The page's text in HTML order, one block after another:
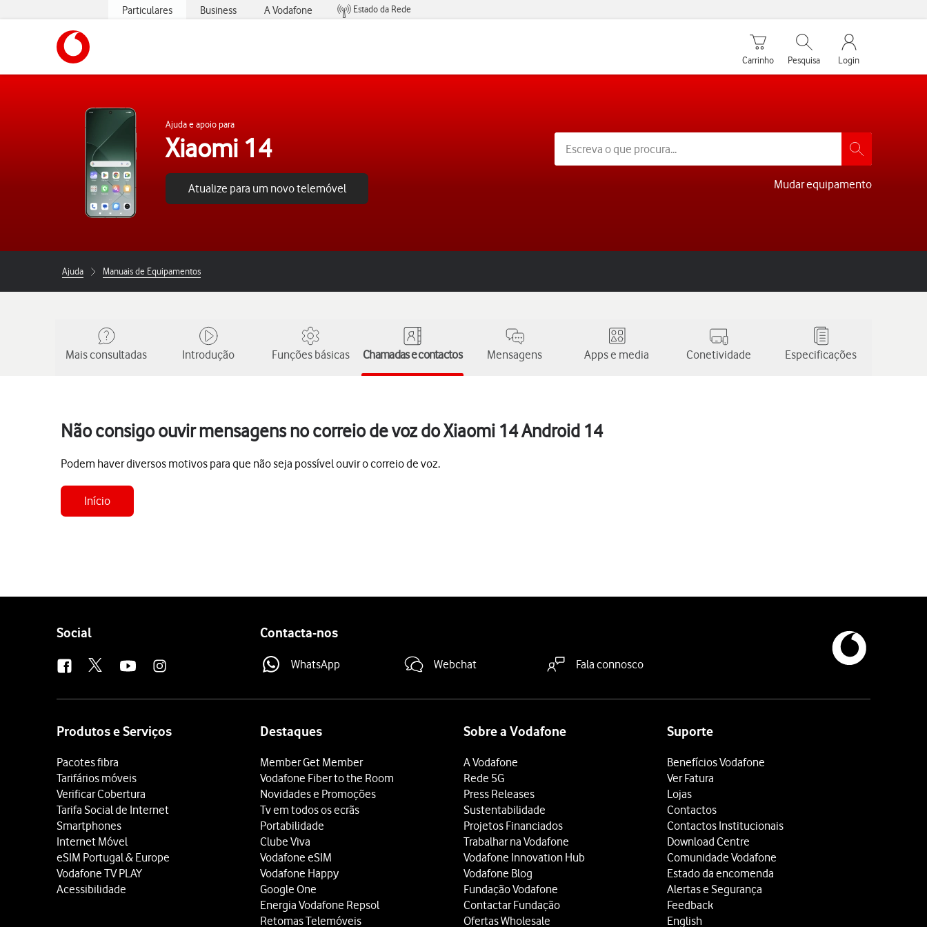
Particulares Business A Vodafone
Estado da Rede
Carrinho de compras
Carrinho
Pesquisar
Pesquisa
My Vodafone
Login
Ajuda e apoio para
Xiaomi 14
Atualize para um novo telemóvel Mudar equipamento
Ajuda Manuais de Equipamentos
Mais consultadas Introdução Funções básicas Chamadas e contactos Mensagens Apps e media Conetividade Especificações
Não consigo ouvir mensagens no correio de voz do Xiaomi 14 Android 14
Podem haver diversos motivos para que não seja possível ouvir o correio de voz.
Início
Follow
Social Contacta-nos
WhatsApp Webchat Fala connosco
Produtos e Serviços
Pacotes fibra
Tarifários móveis
Verificar Cobertura
Tarifa Social de Internet
Smartphones
Internet Móvel
eSIM Portugal & Europe
Vodafone TV PLAY
Acessibilidade
Destaques
Member Get Member
Vodafone Fiber to the Room
Novidades e Promoções
Tv em todos os ecrãs
Portabilidade
Clube Viva
Vodafone eSIM
Vodafone Happy
Google One
Energia Vodafone Repsol
Retomas Telemóveis
Sobre a Vodafone
A Vodafone
Rede 5G
Press Releases
Sustentabilidade
Projetos Financiados
Trabalhar na Vodafone
Vodafone Innovation Hub
Vodafone Blog
Fundação Vodafone
Contactar Fundação
Ofertas Wholesale
Suporte
Benefícios Vodafone
Ver Fatura
Lojas
Contactos
Contactos Institucionais
Download Centre
Comunidade Vodafone
Estado da encomenda
Alertas e Segurança
Feedback
English